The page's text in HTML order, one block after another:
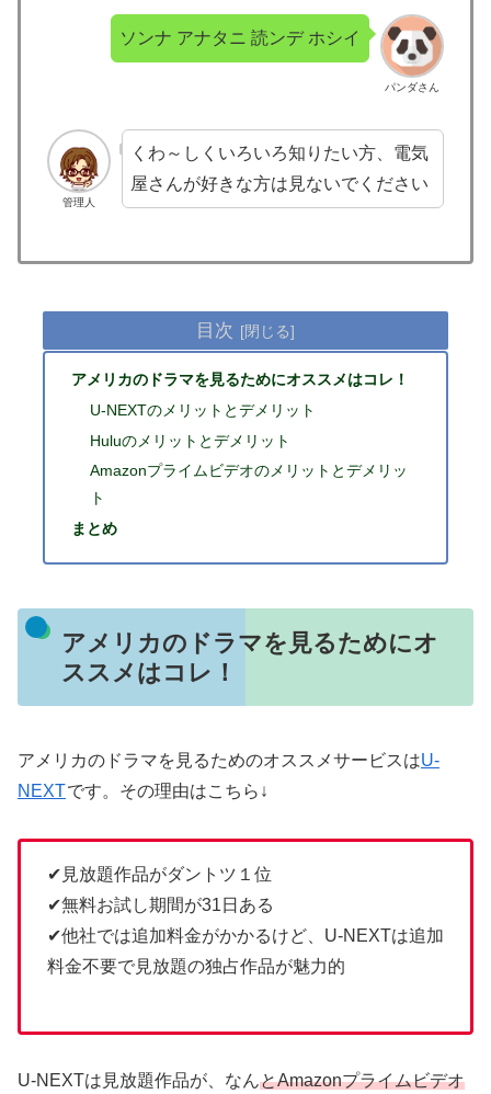
パンダさん
ソンナ アナタニ 読ンデ ホシイ
管理人
くわ～しくいろいろ知りたい方、電気
屋さんが好きな方は見ないでください
目次
アメリカのドラマを見るためにオススメはコレ！
U-NEXTのメリットとデメリット
Huluのメリットとデメリット
Amazonプライムビデオのメリットとデメリッ
ト
まとめ
アメリカのドラマを見るためにオ
ススメはコレ！
アメリカのドラマを見るためのオススメサービスはU-
NEXTです。その理由はこちら↓
✔見放題作品がダントツ１位
✔無料お試し期間が31日ある
✔他社では追加料金がかかるけど、U-NEXTは追加
料金不要で見放題の独占作品が魅力的
U-NEXTは見放題作品が、なんとAmazonプライムビデオ